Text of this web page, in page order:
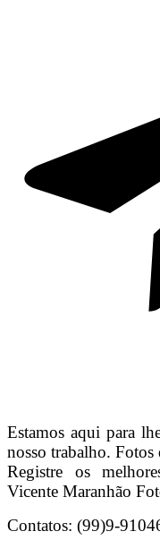
Estamos aqui para
nosso trabalho. Fotos
Registre os
Vicente Maranhão
Contatos: (99)9-